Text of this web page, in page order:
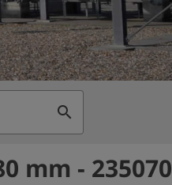
search
mm - 235070